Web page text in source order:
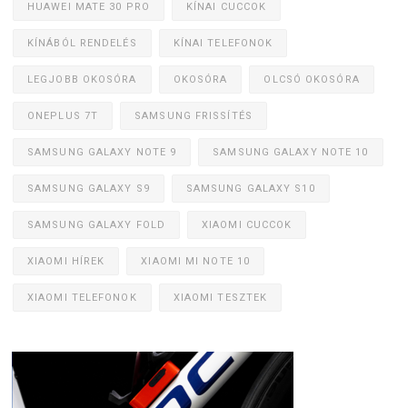
HUAWEI MATE 30 PRO KÍNAI CUCCOK
KÍNÁBÓL RENDELÉS KÍNAI TELEFONOK
LEGJOBB OKOSÓRA OKOSÓRA OLCSÓ OKOSÓRA
ONEPLUS 7T SAMSUNG FRISSÍTÉS
SAMSUNG GALAXY NOTE 9 SAMSUNG GALAXY NOTE 10
SAMSUNG GALAXY S9 SAMSUNG GALAXY S10
SAMSUNG GALAXY FOLD XIAOMI CUCCOK
XIAOMI HÍREK XIAOMI MI NOTE 10
XIAOMI TELEFONOK XIAOMI TESZTEK